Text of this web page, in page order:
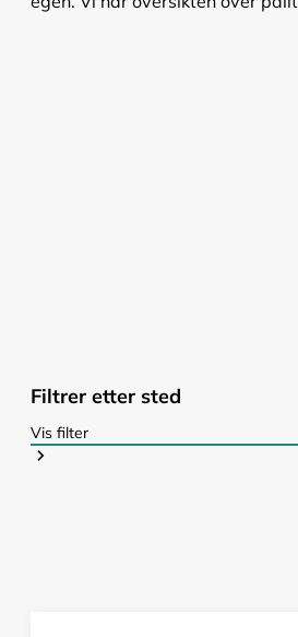
Filtrer etter sted
Vis filter